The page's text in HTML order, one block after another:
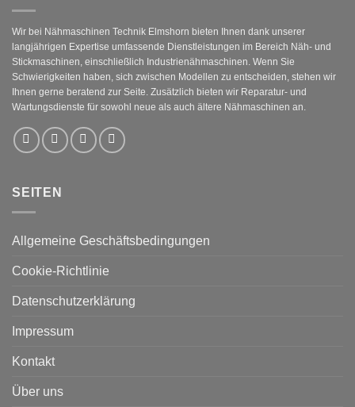
Wir bei Nähmaschinen Technik Elmshorn bieten Ihnen dank unserer
langjährigen Expertise umfassende Dienstleistungen im Bereich Näh- und
Stickmaschinen, einschließlich Industrienähmaschinen. Wenn Sie
Schwierigkeiten haben, sich zwischen Modellen zu entscheiden, stehen wir
Ihnen gerne beratend zur Seite. Zusätzlich bieten wir Reparatur- und
Wartungsdienste für sowohl neue als auch ältere Nähmaschinen an.
SEITEN
Allgemeine Geschäftsbedingungen
Cookie-Richtlinie
Datenschutzerklärung
Impressum
Kontakt
Über uns